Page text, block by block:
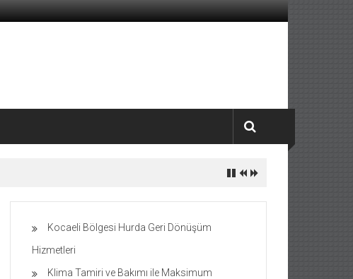
Kocaeli Bölgesi Hurda Geri Dönüşüm
Hizmetleri
Klima Tamiri ve Bakımı ile Maksimum